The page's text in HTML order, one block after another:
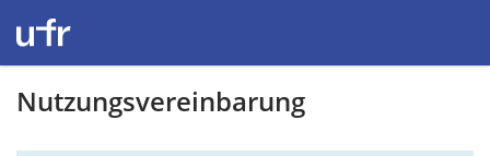
Nutzungsvereinbarung